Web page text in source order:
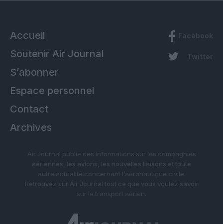
Accueil
Soutenir Air Journal
S’abonner
Espace personnel
Contact
Archives